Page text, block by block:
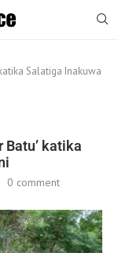
Salatiga Inakuwa
Batu’ katika
0 comment